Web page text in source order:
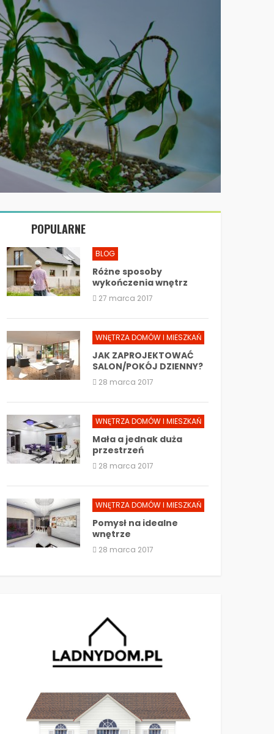
POPULARNE
BLOG
Różne sposoby
wykończenia wnętrz
27 marca 2017
WNĘTRZA DOMÓW I MIESZKAŃ
JAK ZAPROJEKTOWAĆ
SALON/POKÓJ DZIENNY?
28 marca 2017
WNĘTRZA DOMÓW I MIESZKAŃ
Mała a jednak duża
przestrzeń
28 marca 2017
WNĘTRZA DOMÓW I MIESZKAŃ
Pomysł na idealne
wnętrze
28 marca 2017